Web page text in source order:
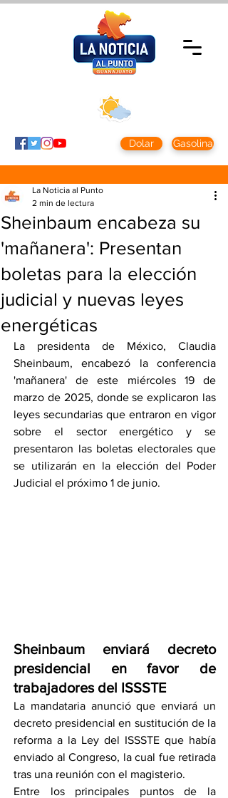
Dolar Gasolina
Sheinbaum encabeza su
'mañanera': Presentan
boletas para la elección
judicial y nuevas leyes
energéticas
La Noticia al Punto
2 min de lectura
La presidenta de México, Claudia
Sheinbaum, encabezó la conferencia
'mañanera' de este miércoles 19 de
marzo de 2025, donde se explicaron las
leyes secundarias que entraron en vigor
sobre el sector energético y se
presentaron las boletas electorales que
se utilizarán en la elección del Poder
Judicial el próximo 1 de junio.
Sheinbaum enviará decreto
presidencial en favor de
trabajadores del ISSSTE
La mandataria anunció que enviará un
decreto presidencial en sustitución de la
reforma a la Ley del ISSSTE que había
enviado al Congreso, la cual fue retirada
tras una reunión con el magisterio.
Entre los principales puntos de la